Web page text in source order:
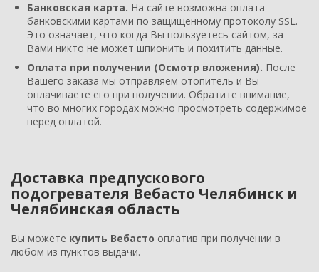
Банковская карта. На сайте возможна оплата
банковскими картами по защищенному протоколу SSL.
Это означает, что когда Вы пользуетесь сайтом, за
Вами никто не может шпионить и похитить данные.
Оплата при получении (Осмотр вложения). После
Вашего заказа мы отправляем отопитель и Вы
оплачиваете его при получении. Обратите внимание,
что во многих городах можно просмотреть содержимое
перед оплатой.
Доставка предпускового
подогревателя Вебасто Челябинск и
Челябинская область
Вы можете купить Вебасто оплатив при получении в
любом из пунктов выдачи.